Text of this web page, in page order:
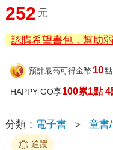
252 元
認購希望書包，幫助
預計最高可得金幣 10點
HAPPY GO享100累1點 4
分類： 電子書 ＞ 童書
追蹤